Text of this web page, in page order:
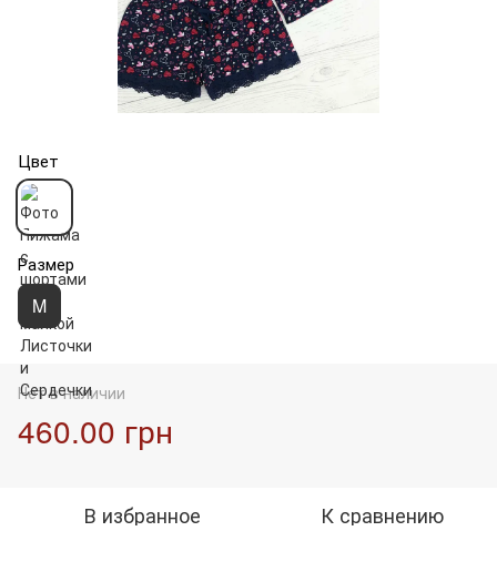
Цвет
Размер
M
Нет в наличии
460.00 грн
В избранное К сравнению